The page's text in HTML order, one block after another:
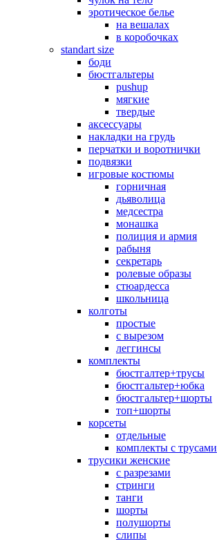
эротическое белье
на вешалах
в коробочках
standart size
боди
бюстгальтеры
pushup
мягкие
твердые
аксессуары
накладки на грудь
перчатки и воротнички
подвязки
игровые костюмы
горничная
дьяволица
медсестра
монашка
полиция и армия
рабыня
секретарь
ролевые образы
стюардесса
школьница
колготы
простые
с вырезом
леггинсы
комплекты
бюстгалтер+трусы
бюстгальтер+юбка
бюстгальтер+шорты
топ+шорты
корсеты
отдельные
комплекты с трусами
трусики женские
с разрезами
стринги
танги
шорты
полушорты
слипы